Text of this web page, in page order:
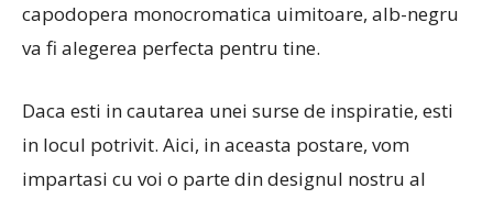
capodopera monocromatica uimitoare, alb-negru
va fi alegerea perfecta pentru tine.
Daca esti in cautarea unei surse de inspiratie, esti
in locul potrivit. Aici, in aceasta postare, vom
impartasi cu voi o parte din designul nostru al